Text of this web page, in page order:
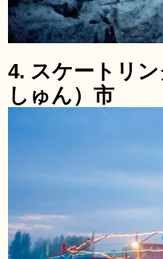
4. スケートリ
しゅん）市